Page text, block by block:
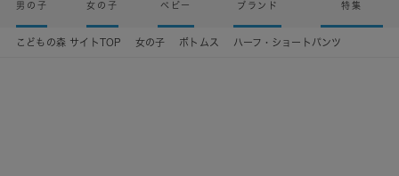
男の子 女の子 ベビー ブランド 特集
こどもの森 サイトTOP 女の子 ボトムス ハーフ・ショートパンツ